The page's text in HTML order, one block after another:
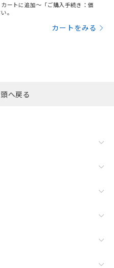
ートに追加～「ご購入手続き：価
。
カートをみる
へ戻る